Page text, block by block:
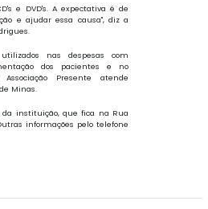
e DVD's. A expectativa é de
e ajudar essa causa", diz a
nas despesas com
dos pacientes e no
Presente atende
Minas.
instituição, que fica na Rua
informações pelo telefone